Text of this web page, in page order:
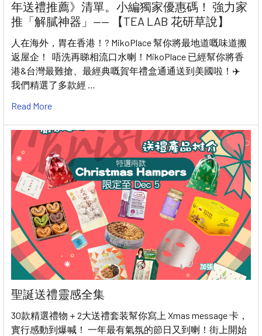
年送禮推薦》清單。小編獨家優惠碼！ 強力家
推「解膩神器」—— 【TEA LAB 花研草說】
人在海外，胃在香港！? MikoPlace 幫你將最地道嘅味道搬
返屋企！ 唔洗再睇相流口水喇！MikoPlace 已經幫你將香
港&台灣最難搶、最經典嘅賀年禮盒通通送到美國啦！✈️
我們精選了多款經 …
Read More
聖誕送禮靈感全集
30款精選禮物＋2大送禮套装幫你寫上 Xmas message 卡，
實行感動到爆喊！ 一年最有氣氛的節日又到喇！街上開始